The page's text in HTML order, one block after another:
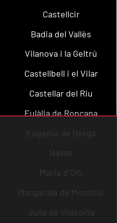
Castellcir
Badia del Vallès
Vilanova i la Geltrú
Castellbell i el Vilar
Castellar del Riu
Eulàlia de Ronçana
Eugènia de Berga
Navas
Maria d´Oló
Margarida de Montbui
Julià de Vilatorta